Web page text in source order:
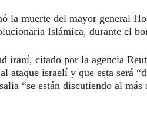
la muerte del mayor general
Islámica, durante el
iraní, citado por la agencia
ataque israelí y que esta será
“se están discutiendo al